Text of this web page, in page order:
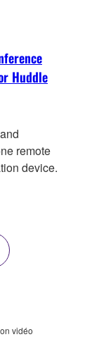
Huddle
remote
device.
vidéo